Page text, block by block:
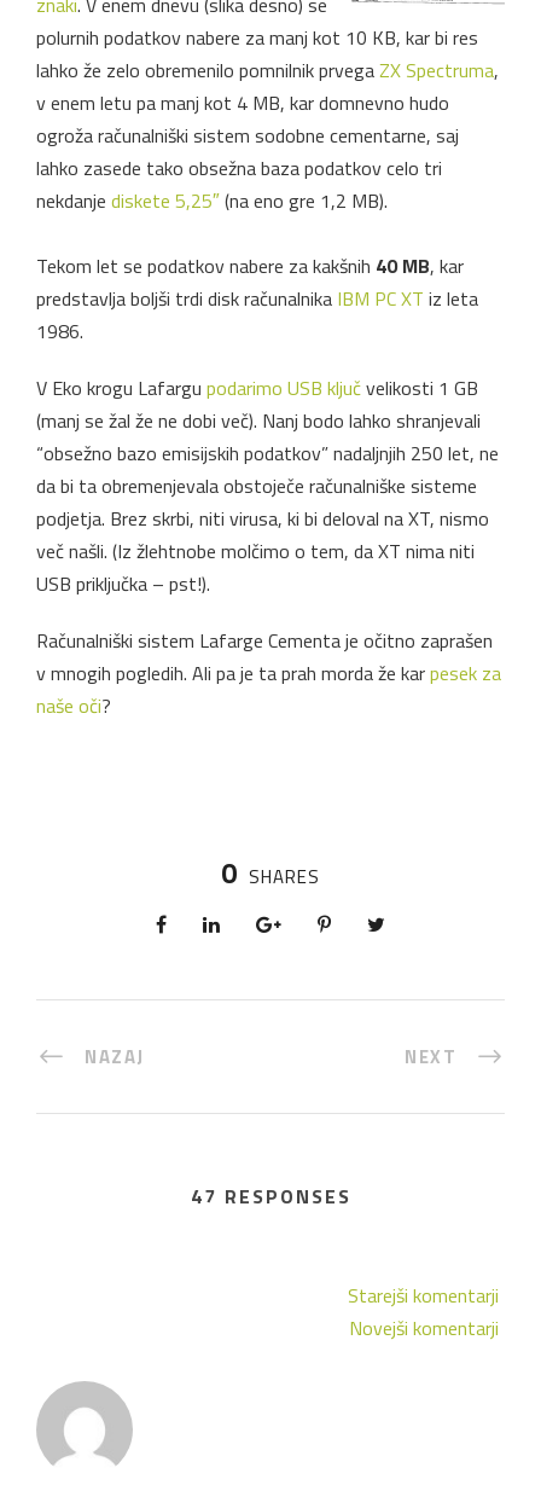
polurnih podatkov nabere za manj kot 10 KB, kar bi res
lahko že zelo obremenilo pomnilnik prvegaZX Spectruma,
v enem letu pa manj kot 4 MB, kar domnevno hudo
ogroža računalniški sistem sodobne cementarne, saj
lahko zasede tako obsežna baza podatkov celo tri
nekdanje diskete 5,25″(na eno gre 1,2 MB).
Tekom let se podatkov nabere za kakšnih 40 MB, kar
predstavlja boljši trdi disk računalnika IBM PC XT iz leta
1986.
V Eko krogu Lafargu podarimo USB ključvelikosti 1 GB
(manj se žal že ne dobi več). Nanj bodo lahko shranjevali
“obsežno bazo emisijskih podatkov” nadaljnjih 250 let, ne
da bi ta obremenjevala obstoječe računalniške sisteme
podjetja. Brez skrbi, niti virusa, ki bi deloval na XT, nismo
več našli. (Iz žlehtnobe molčimo o tem, da XT nima niti
USB priključka – pst!).
Računalniški sistem Lafarge Cementa je očitno zaprašen
v mnogih pogledih. Ali pa je ta prah morda že karpesek za
naše oči?
0 SHARES
NAZAJ NEXT
47 RESPONSES
Starejši komentarji
Novejši komentarji